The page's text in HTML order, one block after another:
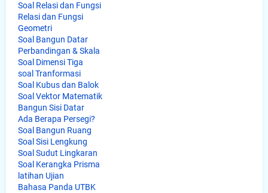
Soal Relasi dan Fungsi
Relasi dan Fungsi
Geometri
Soal Bangun Datar
Perbandingan & Skala
Soal Dimensi Tiga
soal Tranformasi
Soal Kubus dan Balok
Soal Vektor Matematik
Bangun Sisi Datar
Ada Berapa Persegi?
Soal Bangun Ruang
Soal Sisi Lengkung
Soal Sudut Lingkaran
Soal Kerangka Prisma
latihan Ujian
Bahasa Panda UTBK